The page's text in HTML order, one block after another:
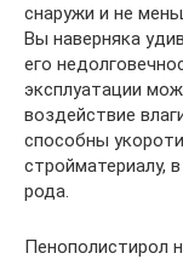
снаружи и не
Вы наверняка
его
эксплуатации
воздействие
способны
стройматериалу,
рода.
Пенополистирол